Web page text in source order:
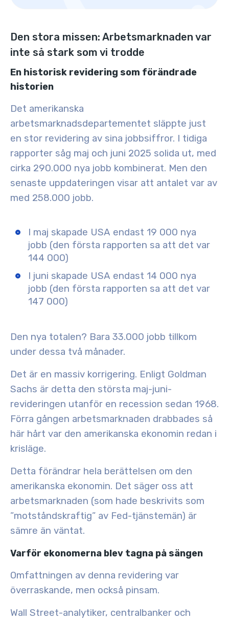
Den stora missen: Arbetsmarknaden var
inte så stark som vi trodde
En historisk revidering som förändrade
historien
Det amerikanska
arbetsmarknadsdepartementet släppte just
en stor revidering av sina jobbsiffror. I tidiga
rapporter såg maj och juni 2025 solida ut, med
cirka 290.000 nya jobb kombinerat. Men den
senaste uppdateringen visar att antalet var av
med 258.000 jobb.
I maj skapade USA endast 19 000 nya
jobb (den första rapporten sa att det var
144 000)
I juni skapade USA endast 14 000 nya
jobb (den första rapporten sa att det var
147 000)
Den nya totalen? Bara 33.000 jobb tillkom
under dessa två månader.
Det är en massiv korrigering. Enligt Goldman
Sachs är detta den största maj-juni-
revideringen utanför en recession sedan 1968.
Förra gången arbetsmarknaden drabbades så
här hårt var den amerikanska ekonomin redan i
krisläge.
Detta förändrar hela berättelsen om den
amerikanska ekonomin. Det säger oss att
arbetsmarknaden (som hade beskrivits som
”motståndskraftig” av Fed-tjänstemän) är
sämre än väntat.
Varför ekonomerna blev tagna på sängen
Omfattningen av denna revidering var
överraskande, men också pinsam.
Wall Street-analytiker, centralbanker och